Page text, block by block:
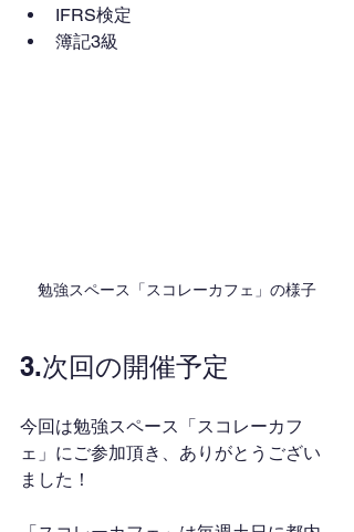
IFRS検定
簿記3級
勉強スペース「スコレーカフェ」の様子
3.次回の開催予定
今回は勉強スペース「スコレーカフ
ェ」にご参加頂き、ありがとうござい
ました！